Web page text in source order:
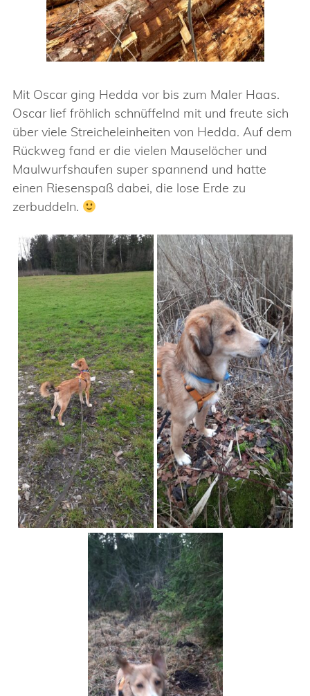
Mit Oscar ging Hedda vor bis zum Maler Haas.
Oscar lief fröhlich schnüffelnd mit und freute sich
über viele Streicheleinheiten von Hedda. Auf dem
Rückweg fand er die vielen Mauselöcher und
Maulwurfshaufen super spannend und hatte
einen Riesenspaß dabei, die lose Erde zu
zerbuddeln.